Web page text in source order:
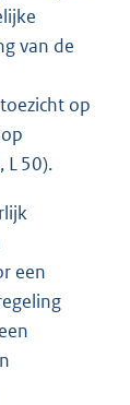
van de
op
L 50).
een